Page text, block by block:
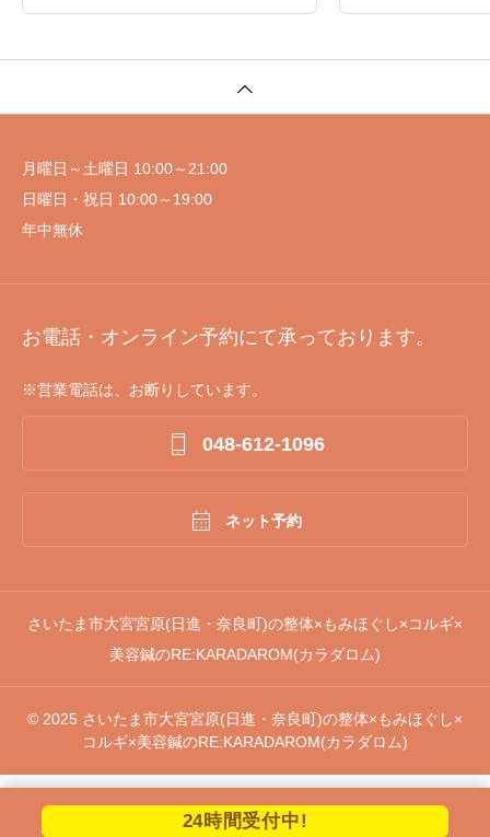
月曜日～土曜日 10:00～21:00
日曜日・祝日 10:00～19:00
年中無休
お電話・オンライン予約にて承っております。
※営業電話は、お断りしています。
 048-612-1096
 ネット予約
さいたま市大宮宮原(日進・奈良町)の整体×もみほぐし×コルギ×
美容鍼のRE:KARADAROM(カラダロム)
© 2025 さいたま市大宮宮原(日進・奈良町)の整体×もみほぐし×
コルギ×美容鍼のRE:KARADAROM(カラダロム)
24時間受付中!